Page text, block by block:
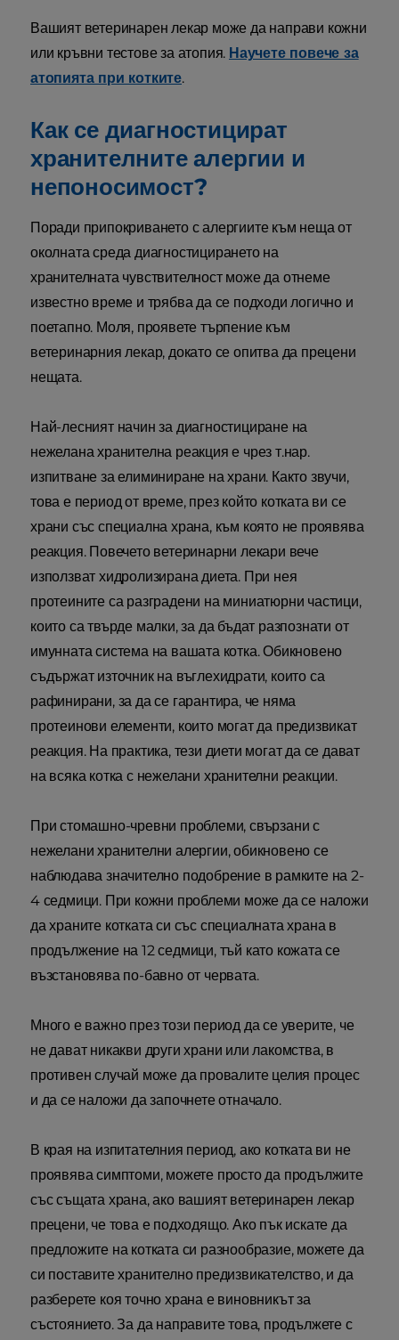
Вашият ветеринарен лекар може да направи кожни
или кръвни тестове за атопия. Научете повече за
атопията при котките.
Как се диагностицират
хранителните алергии и
непоносимост?
Поради припокриването с алергиите към неща от
околната среда диагностицирането на
хранителната чувствителност може да отнеме
известно време и трябва да се подходи логично и
поетапно. Моля, проявете търпение към
ветеринарния лекар, докато се опитва да прецени
нещата.
Най-лесният начин за диагностициране на
нежелана хранителна реакция е чрез т.нар.
изпитване за елиминиране на храни. Както звучи,
това е период от време, през който котката ви се
храни със специална храна, към която не проявява
реакция. Повечето ветеринарни лекари вече
използват хидролизирана диета. При нея
протеините са разградени на миниатюрни частици,
които са твърде малки, за да бъдат разпознати от
имунната система на вашата котка. Обикновено
съдържат източник на въглехидрати, които са
рафинирани, за да се гарантира, че няма
протеинови елементи, които могат да предизвикат
реакция. На практика, тези диети могат да се дават
на всяка котка с нежелани хранителни реакции.
При стомашно-чревни проблеми, свързани с
нежелани хранителни алергии, обикновено се
наблюдава значително подобрение в рамките на 2-
4 седмици. При кожни проблеми може да се наложи
да храните котката си със специалната храна в
продължение на 12 седмици, тъй като кожата се
възстановява по-бавно от червата.
Много е важно през този период да се уверите, че
не дават никакви други храни или лакомства, в
противен случай може да провалите целия процес
и да се наложи да започнете отначало.
В края на изпитателния период, ако котката ви не
проявява симптоми, можете просто да продължите
със същата храна, ако вашият ветеринарен лекар
прецени, че това е подходящо. Ако пък искате да
предложите на котката си разнообразие, можете да
си поставите хранително предизвикателство, и да
разберете коя точно храна е виновникът за
състоянието. За да направите това, продължете с